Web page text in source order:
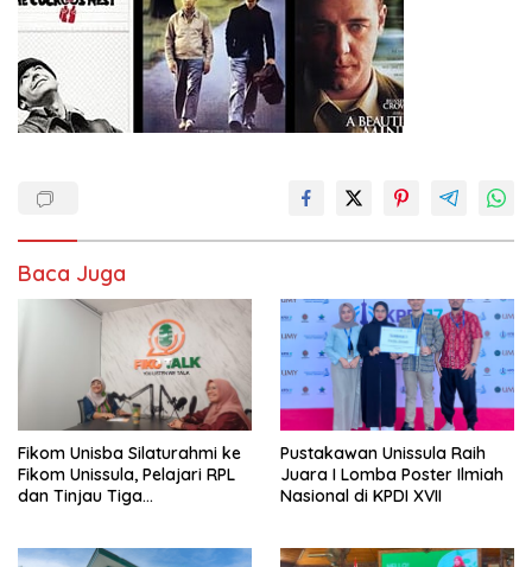
Baca Juga
Fikom Unisba Silaturahmi ke
Fikom Unissula, Pelajari RPL
dan Tinjau Tiga
Pustakawan Unissula Raih
Juara I Lomba Poster Ilmiah
Nasional di KPDI XVII